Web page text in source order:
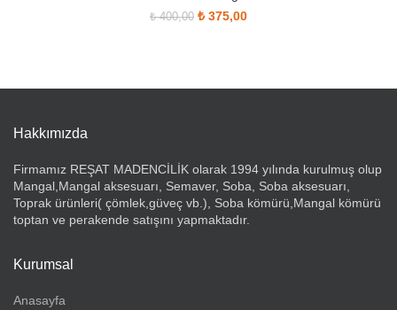
₺400,00 Orijinal fiyat: ₺ 400,00.
₺ 375,00
Hakkımızda
Firmamız REŞAT MADENCİLİK olarak 1994 yılında kurulmuş olup
Mangal,Mangal aksesuarı, Semaver, Soba, Soba aksesuarı,
Toprak ürünleri( çömlek,güveç vb.), Soba kömürü,Mangal kömürü
toptan ve perakende satışını yapmaktadır.
Kurumsal
Anasayfa